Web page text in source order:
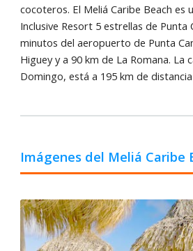
cocoteros. El Meliá Caribe Beach es
Inclusive Resort 5 estrellas de Punta
minutos del aeropuerto de Punta
Higuey y a 90 km de La Romana. La
Domingo, está a 195 km de distancia
Imágenes del Meliá Caribe